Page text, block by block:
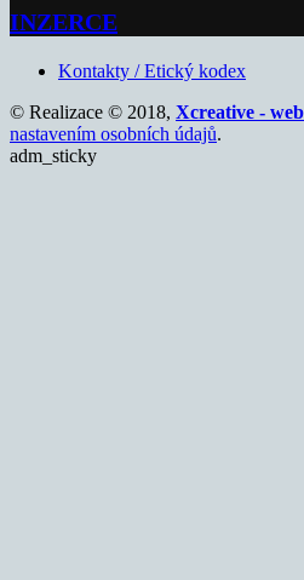
INZERCE
Kontakty / Etický kodex
© Realizace © 2018, Xcreative -
nastavením osobních údajů.
adm_sticky